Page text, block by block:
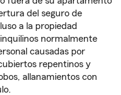
del seguro de
a la propiedad
normalmente
causadas por
repentinos y
allanamientos con